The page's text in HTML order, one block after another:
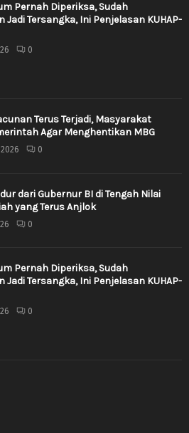
Pernah Diperiksa, Sudah
Jadi Tersangka, Ini Penjelasan KUHAP-
0
Terus Terjadi, Masyarakat
Agar Menghentikan MBG
0
dari Gubernur BI di Tengah Nilai
yang Terus Anjlok
0
Pernah Diperiksa, Sudah
Jadi Tersangka, Ini Penjelasan KUHAP-
0